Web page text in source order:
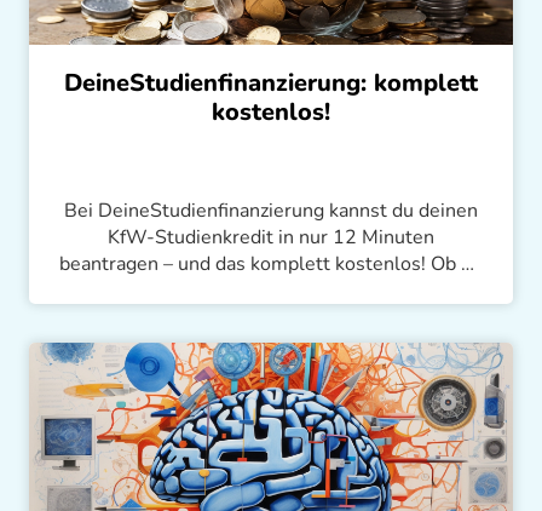
DeineStudienfinanzierung: komplett
kostenlos!
Bei DeineStudienfinanzierung kannst du deinen
KfW-Studienkredit in nur 12 Minuten
beantragen – und das komplett kostenlos! Ob du
verfügbar. Mit einer Genehmigungsrate von über
95% und persönlichem Customer Support sind
wir immer für dich da.